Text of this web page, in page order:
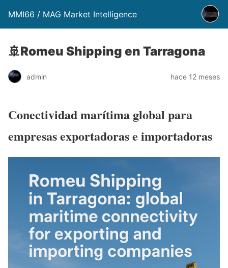
MMI66 / MAG Market Intelligence
🚢Romeu Shipping en Tarragona
admin hace 12 meses
Conectividad marítima global para
empresas exportadoras e importadoras